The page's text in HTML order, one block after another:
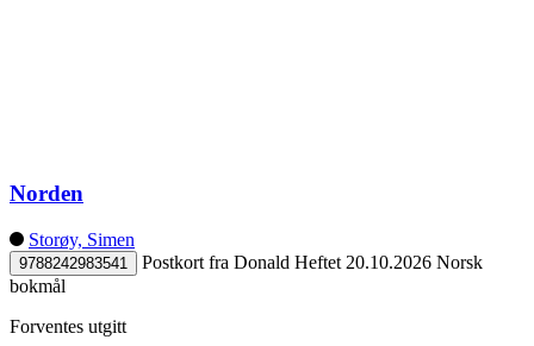
Norden
Storøy, Simen
9788242983541 Postkort fra Donald Heftet 20.10.2026 Norsk
bokmål
Forventes utgitt